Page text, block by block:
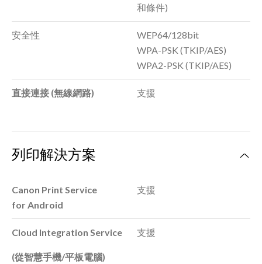
和條件)
安全性
WEP64/128bit
WPA-PSK (TKIP/AES)
WPA2-PSK (TKIP/AES)
直接連接 (無線網路) 支援
列印解決方案
Canon Print Service
for Android
支援
Cloud Integration Service
(從智慧手機/平板電腦)
支援